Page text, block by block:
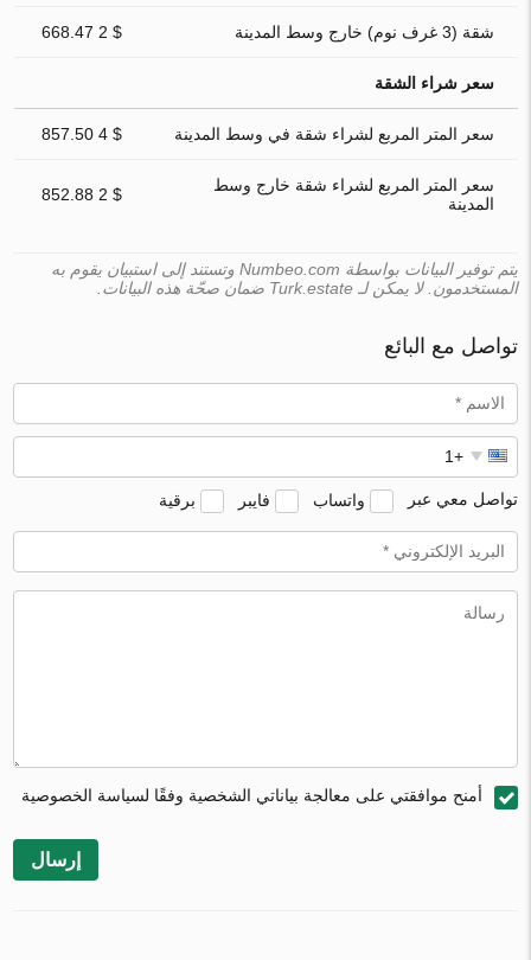
شقة (3 غرف نوم) خارج وسط المدينة $ 2 668.47
سعر شراء الشقة
سعر المتر المربع لشراء شقة في وسط المدينة $ 4 857.50
سعر المتر المربع لشراء شقة خارج وسط
المدينة
$ 2 852.88
يتم توفير البيانات بواسطة Numbeo.com وتستند إلى استبيان يقوم به
المستخدمون. لا يمكن لـ Turk.estate ضمان صحّة هذه البيانات.
تواصل مع البائع
تواصل معي عبر واتساب فايبر برقية
أمنح موافقتي على معالجة بياناتي الشخصية وفقًا لسياسة الخصوصية
إرسال